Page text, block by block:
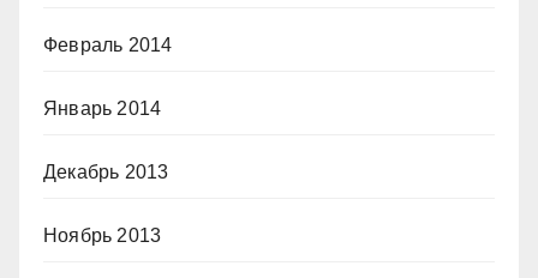
Февраль 2014
Январь 2014
Декабрь 2013
Ноябрь 2013